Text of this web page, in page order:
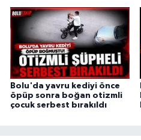
Bolu'da yavru kediyi önce
öpüp sonra boğan otizmli
çocuk serbest bırakıldı